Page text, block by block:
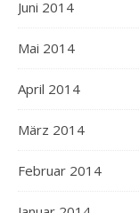
Juni 2014
Mai 2014
April 2014
März 2014
Februar 2014